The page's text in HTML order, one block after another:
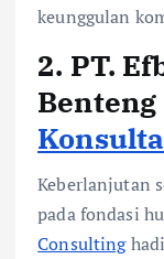
keunggulan
2. PT.
Keberlanjutan
pada fondasi
Consulting